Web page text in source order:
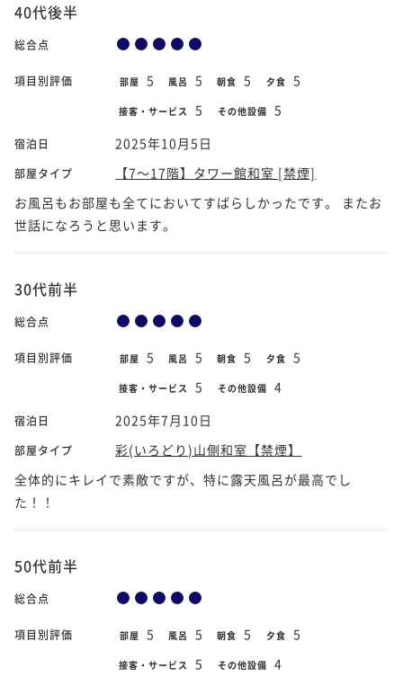
40代後半
総合点
項目別評価 部屋 5 風呂 5 朝食 5 夕食 5
接客・サービス 5 その他設備 5
宿泊日 2025年10月5日
部屋タイプ
【7～17階】タワー館和室 [禁煙]
お風呂もお部屋も全てにおいてすばらしかったです。 またお
世話になろうと思います。
30代前半
総合点
項目別評価 部屋 5 風呂 5 朝食 5 夕食 5
接客・サービス 5 その他設備 4
宿泊日 2025年7月10日
部屋タイプ
彩(いろどり)山側和室【禁煙】
全体的にキレイで素敵ですが、特に露天風呂が最高でし
た！！
50代前半
総合点
項目別評価 部屋 5 風呂 5 朝食 5 夕食 5
接客・サービス 5 その他設備 4